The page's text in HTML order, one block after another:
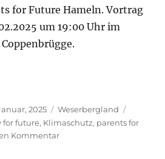
for Future Hameln. Vortrag
um 19:00 Uhr im
Vortrag: „Kipppunkte im
2025 Kategorien
Weserbergland
for future, Klimaschutz, parents for
Kommentarzu